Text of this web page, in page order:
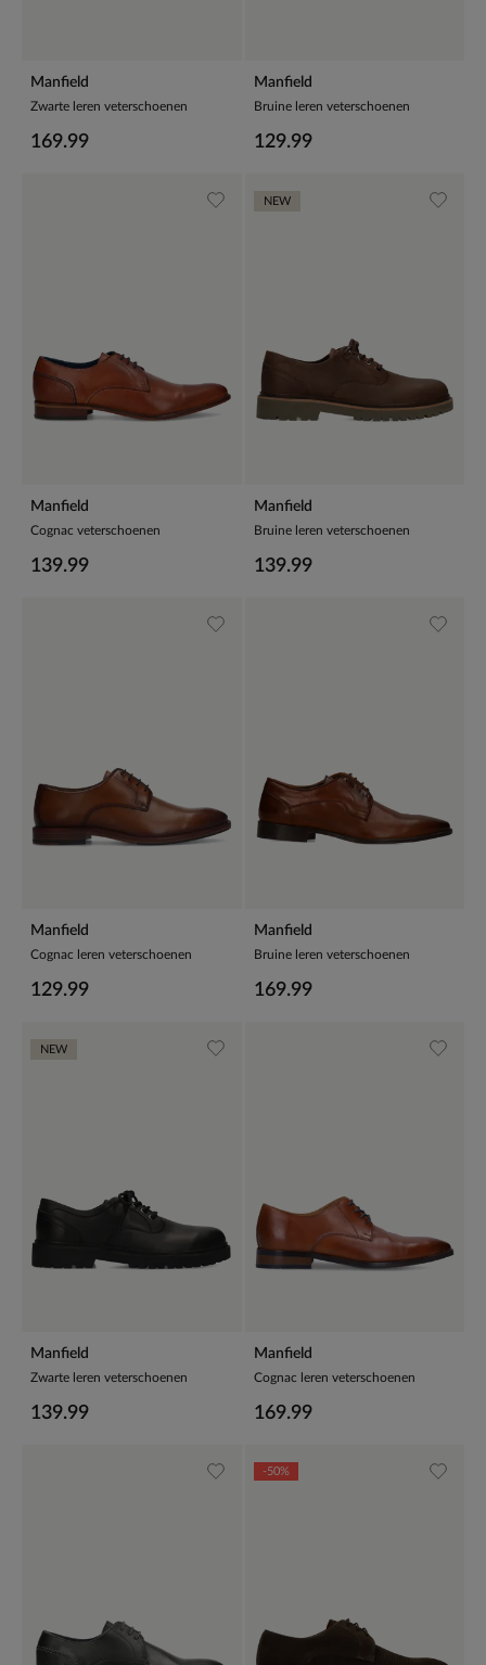
Manfield
Zwarte leren veterschoenen
169.99
Manfield
Bruine leren veterschoenen
129.99
Manfield
Cognac veterschoenen
139.99
Manfield
Bruine leren veterschoenen
139.99
NEW
Manfield
Cognac leren veterschoenen
129.99
Manfield
Bruine leren veterschoenen
169.99
Manfield
Zwarte leren veterschoenen
139.99
NEW
Manfield
Cognac leren veterschoenen
169.99
-50%